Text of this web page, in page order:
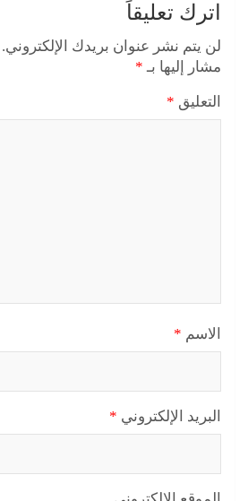
اترك تعليقاً
لن يتم نشر عنوان بريدك الإلكتروني.
مشار إليها بـ *
التعليق *
الاسم *
البريد الإلكتروني *